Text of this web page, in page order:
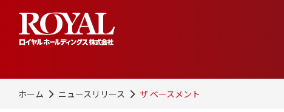
ホーム ニュースリリース ザ ベースメント